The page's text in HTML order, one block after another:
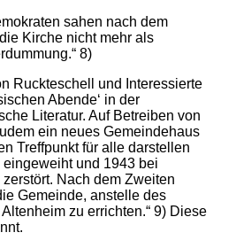
sahen nach dem
Kirche nicht mehr als
8)
Ruckteschell und Interessierte
Abende‘ in der
Literatur. Auf Betreiben von
ein neues Gemeindehaus
Treffpunkt für alle darstellen
und 1943 bei
Nach dem Zweiten
Gemeinde, anstelle des
zu errichten.“ 9) Diese